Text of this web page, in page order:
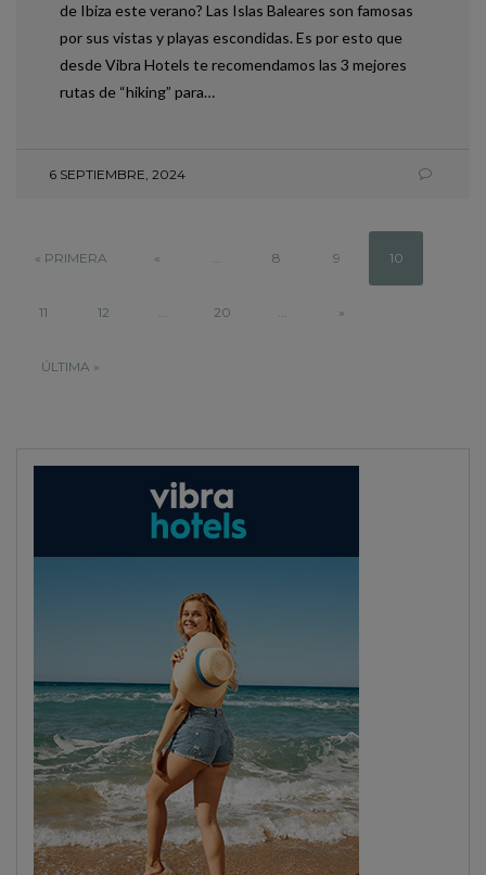
de Ibiza este verano? Las Islas Baleares son famosas
por sus vistas y playas escondidas. Es por esto que
desde Vibra Hotels te recomendamos las 3 mejores
rutas de “hiking” para…
6 SEPTIEMBRE, 2024
« PRIMERA « ... 8 9 10
11 12 ... 20 ... »
ÚLTIMA »